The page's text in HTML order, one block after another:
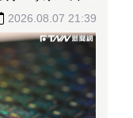
2026.08.07 21:39